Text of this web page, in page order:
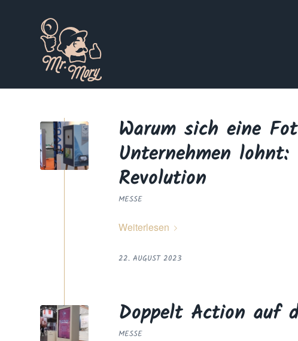
Warum sich eine
Unternehmen
Revolution
MESSE
Weiterlesen
22. AUGUST 2023
Doppelt Action auf
MESSE